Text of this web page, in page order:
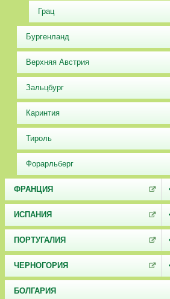
Грац
Бургенланд
Верхняя Австрия
Зальцбург
Каринтия
Тироль
Форарльберг
ФРАНЦИЯ
ИСПАНИЯ
ПОРТУГАЛИЯ
ЧЕРНОГОРИЯ
БОЛГАРИЯ